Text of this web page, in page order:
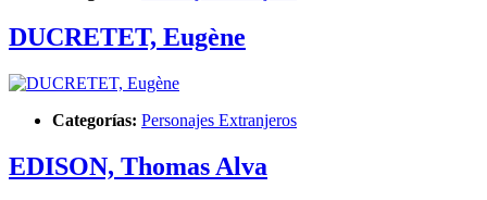
DUCRETET, Eugène
Categorías: Personajes Extranjeros
EDISON, Thomas Alva